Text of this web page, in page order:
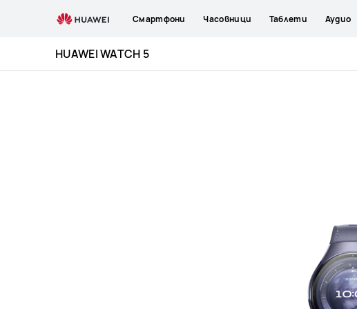
Specification
Смартфони Часовници Таблети Аудио
HUAWEI WATCH 5